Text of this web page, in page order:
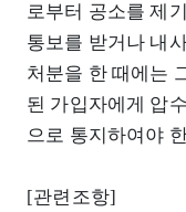
로부터 공소를 제
통보를 받거나 내
처분을 한 때에는
된 가입자에게 압
으로 통지하여야
[관련조항]